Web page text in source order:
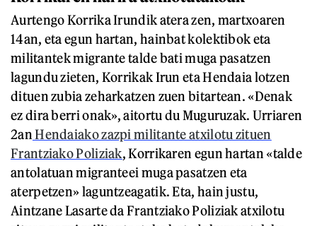
Aurtengo Korrika Irundik atera zen, martxoaren
14an, eta egun hartan, hainbat kolektibok eta
militantek migrante talde bati muga pasatzen
lagundu zieten, Korrikak Irun eta Hendaia lotzen
dituen zubia zeharkatzen zuen bitartean. «Denak
ez dira berri onak», aitortu du Muguruzak. Urriaren
2anHendaiako zazpi militante atxilotu zituen
Frantziako Poliziak, Korrikaren egun hartan «talde
antolatuan migranteei muga pasatzen eta
aterpetzen» laguntzeagatik. Eta, hain justu,
Aintzane Lasarte da Frantziako Poliziak atxilotu